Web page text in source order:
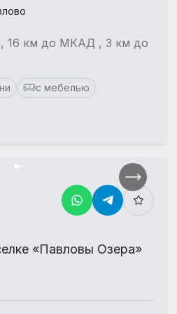
, 16 км до МКАД , 3 км до
с мебелью
«Павловы Озера»